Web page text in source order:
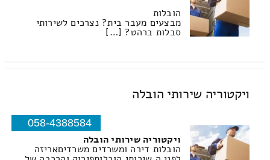
הובלות
מבצעים מעבר בית? נצרכים לשירותי
סבלות ברהט? […]
ויקטוריה שירותי הובלה
058-4388584
ויקטוריה שירותי הובלה
הובלות דירה ומשרדים משרדיםאריזה